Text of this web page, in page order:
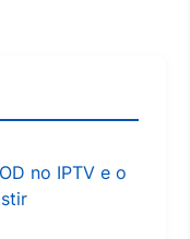
no IPTV e o